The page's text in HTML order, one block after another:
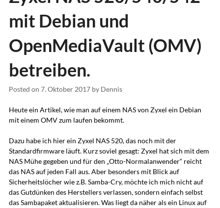
mit Debian und
OpenMediaVault (OMV)
betreiben.
Posted on 7. Oktober 2017by Dennis
Heute ein Artikel, wie man auf einem NAS von Zyxel ein Debian
mit einem OMV zum laufen bekommt.
Dazu habe ich hier ein Zyxel NAS 520, das noch mit der
Standardfirmware läuft. Kurz soviel gesagt: Zyxel hat sich mit dem
NAS Mühe gegeben und für den „Otto-Normalanwender“ reicht
das NAS auf jeden Fall aus. Aber besonders mit Blick auf
Sicherheitslöcher wie z.B. Samba-Cry, möchte ich mich nicht auf
das Gutdünken des Herstellers verlassen, sondern einfach selbst
das Sambapaket aktualisieren. Was liegt da näher als ein Linux auf